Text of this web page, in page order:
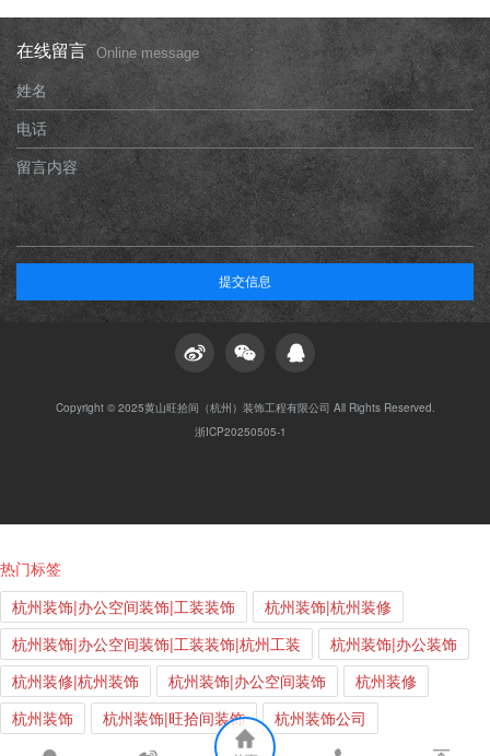
在线留言 Online message
姓名
电话
留言内容
提交信息
Copyright © 2025黄山旺拾间（杭州）装饰工程有限公司 All Rights Reserved.
浙ICP20250505-1
热门标签
杭州装饰|办公空间装饰|工装装饰
杭州装饰|杭州装修
杭州装饰|办公空间装饰|工装装饰|杭州工装
杭州装饰|办公装饰
杭州装修|杭州装饰
杭州装饰|办公空间装饰
杭州装修
杭州装饰
杭州装饰|旺拾间装饰
杭州装饰公司